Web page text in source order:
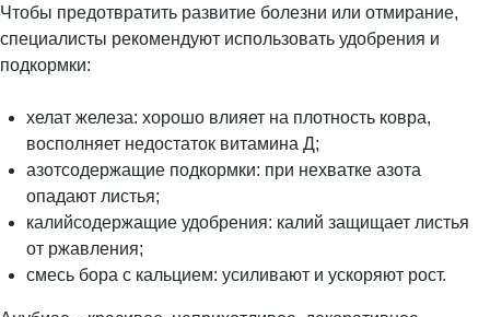
Чтобы предотвратить развитие болезни или отмирание,
специалисты рекомендуют использовать удобрения и
подкормки:
хелат железа: хорошо влияет на плотность ковра,
восполняет недостаток витамина Д;
азотсодержащие подкормки: при нехватке азота
опадают листья;
калийсодержащие удобрения: калий защищает листья
от ржавления;
смесь бора с кальцием: усиливают и ускоряют рост.